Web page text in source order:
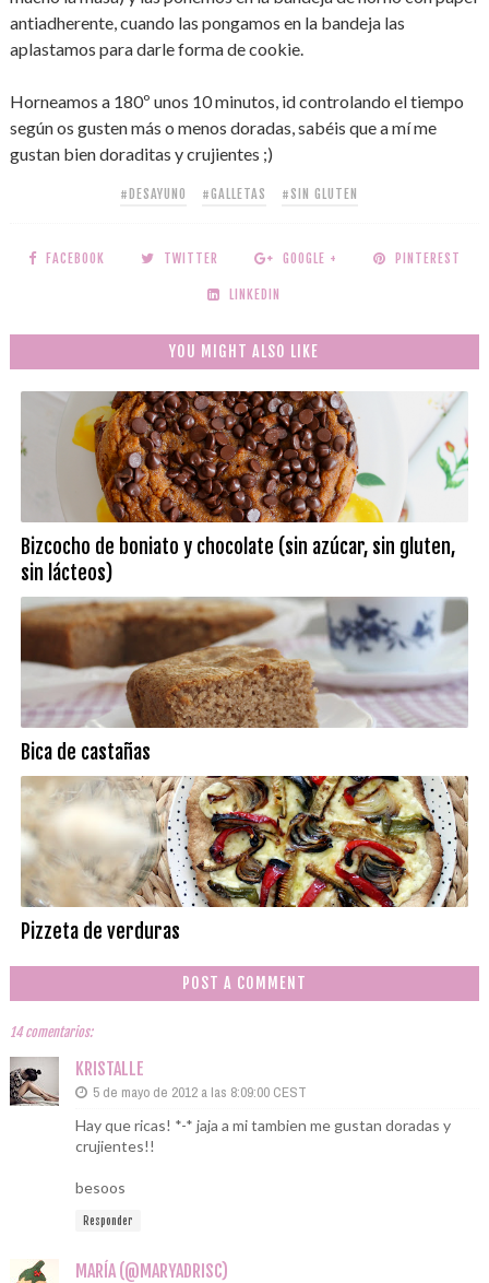
antiadherente, cuando las pongamos en la bandeja las
aplastamos para darle forma de cookie.
Horneamos a 180º unos 10 minutos, id controlando el tiempo
según os gusten más o menos doradas, sabéis que a mí me
gustan bien doraditas y crujientes ;)
#DESAYUNO #GALLETAS #SIN GLUTEN
FACEBOOK TWITTER GOOGLE + PINTEREST
LINKEDIN
YOU MIGHT ALSO LIKE
Bizcocho de boniato y chocolate (sin azúcar, sin gluten,
sin lácteos)
Bica de castañas
Pizzeta de verduras
POST A COMMENT
14 comentarios:
KRISTALLE
5 de mayo de 2012 a las 8:09:00 CEST
Hay que ricas! *-* jaja a mi tambien me gustan doradas y
crujientes!!
besoos
Responder
MARÍA (@MARYADRISC)